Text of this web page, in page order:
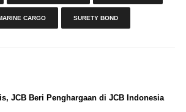
CARGO SURETY BOND
JCB Beri Penghargaan di JCB Indonesia